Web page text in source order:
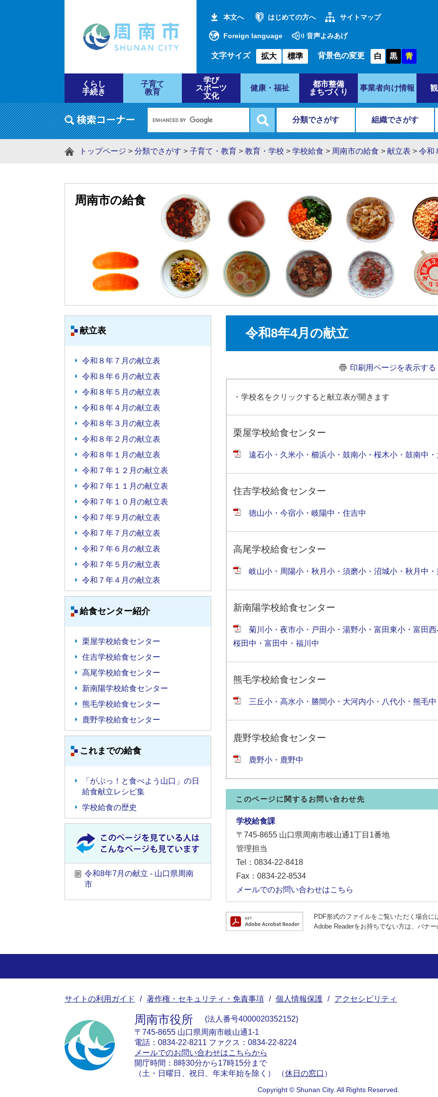
本文へ はじめての方へ サイトマップ
Foreign language 音声よみあげ
文字サイズ 拡大 標準 背景色の変更 白 黒 青
くらし
手続き
子育て
教育
学び
スポーツ
文化
健康・福祉
都市整備
まちづくり
事業者向け情報
分類でさがす 組織でさがす
トップページ > 分類でさがす > 子育て・教育 > 教育・学校 > 学校給食 > 周南市の給食 > 献立表 > 令和
周南市の給食
献立表
令和８年７月の献立表
令和８年６月の献立表
令和８年５月の献立表
令和８年４月の献立表
令和８年３月の献立表
令和８年２月の献立表
令和８年１月の献立表
令和７年１２月の献立表
令和７年１１月の献立表
令和７年１０月の献立表
令和７年９月の献立表
令和７年７月の献立表
令和７年６月の献立表
令和７年５月の献立表
令和７年４月の献立表
給食センター紹介
栗屋学校給食センター
住吉学校給食センター
高尾学校給食センター
新南陽学校給食センター
熊毛学校給食センター
鹿野学校給食センター
これまでの給食
「がぶっ！と食べよう山口」の日
給食献立レシピ集
学校給食の歴史
令和8年7月の献立 - 山口県周南
市
令和8年4月の献立
印刷用ページを表示する
・学校名をクリックすると献立表が開きます
栗屋学校給食センター
遠石小・久米小・櫛浜小・鼓南小・桜木小・鼓南中
住吉学校給食センター
徳山小・今宿小・岐陽中・住吉中
高尾学校給食センター
岐山小・周陽小・秋月小・須磨小・沼城小・秋月中
新南陽学校給食センター
菊川小・夜市小・戸田小・湯野小・富田東小・富田
桜田中・富田中・福川中
熊毛学校給食センター
三丘小・高水小・勝間小・大河内小・八代小・熊毛中
鹿野学校給食センター
鹿野小・鹿野中
このページに関するお問い合わせ先
学校給食課
〒745-8655 山口県周南市岐山通1丁目1番地
管理担当
Tel：0834-22-8418
Fax：0834-22-8534
メールでのお問い合わせはこちら
PDF形式のファイルをご覧いただく場合
Adobe Readerをお持ちでない方は、バナ
サイトの利用ガイド 著作権・セキュリティ・免責事項 個人情報保護 アクセシビリティ
周南市役所
法人番号4000020352152
〒745-8655 山口県周南市岐山通1-1
電話：0834-22-8211 ファクス：0834-22-8224
メールでのお問い合わせはこちらから
開庁時間：8時30分から17時15分まで
（土・日曜日、祝日、年末年始を除く） （休日の窓口 ）
Copyright © Shunan City. All Rights Reserved.